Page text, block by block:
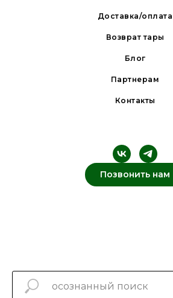
Доставка/оплата
Возврат тары
Блог
Партнерам
Контакты
Позвонить нам